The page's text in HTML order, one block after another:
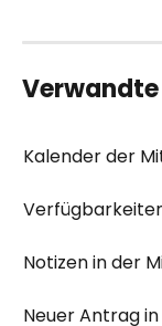
Kalender der
Notizen in der
Neuer Antrag